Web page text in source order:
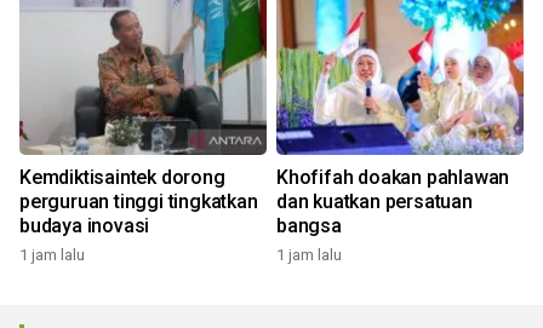
Kemdiktisaintek dorong
perguruan tinggi tingkatkan
budaya inovasi
1 jam lalu
Khofifah doakan pahlawan
dan kuatkan persatuan
bangsa
1 jam lalu